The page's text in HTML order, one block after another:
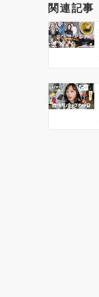
シ
ョ
ン
関連記事